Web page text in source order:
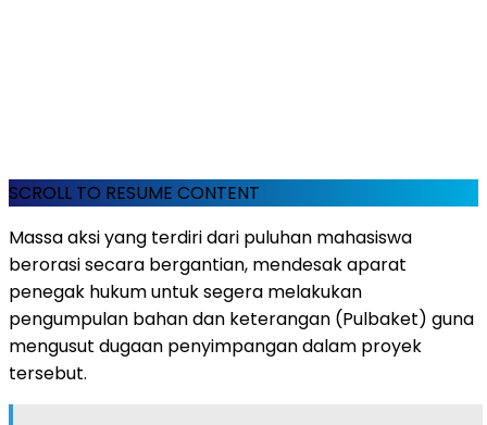
SCROLL TO RESUME CONTENT
Massa aksi yang terdiri dari puluhan mahasiswa
berorasi secara bergantian, mendesak aparat
penegak hukum untuk segera melakukan
pengumpulan bahan dan keterangan (Pulbaket) guna
mengusut dugaan penyimpangan dalam proyek
tersebut.